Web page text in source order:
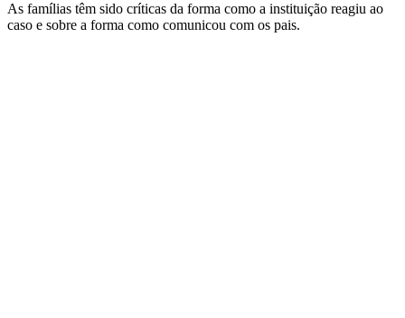
As famílias têm sido críticas da forma como a instituição reagiu ao
caso e sobre a forma como comunicou com os pais.